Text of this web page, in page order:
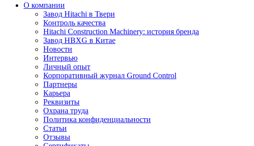
О компании
Завод Hitachi в Твери
Контроль качества
Hitachi Construction Machinery: история бренда
Завод HBXG в Китае
Новости
Интервью
Личный опыт
Корпоративный журнал Ground Control
Партнеры
Карьера
Реквизиты
Охрана труда
Политика конфиденциальности
Статьи
Отзывы